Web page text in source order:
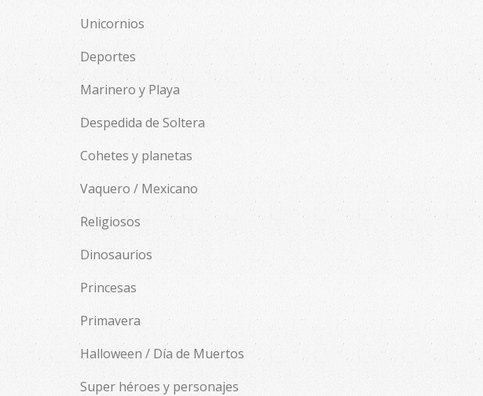
Unicornios
Deportes
Marinero y Playa
Despedida de Soltera
Cohetes y planetas
Vaquero / Mexicano
Religiosos
Dinosaurios
Princesas
Primavera
Halloween / Día de Muertos
Super héroes y personajes